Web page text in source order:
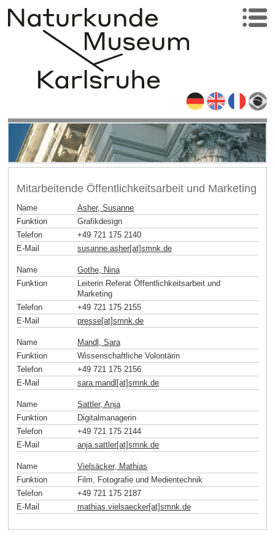
Mitarbeitende Öffentlichkeitsarbeit und Marketing
Name
Asher, Susanne
Funktion
Grafikdesign
Telefon
+49 721 175 2140
E-Mail
susanne.asher[at]smnk.de
Name
Gothe, Nina
Funktion
Leiterin Referat Öffentlichkeitsarbeit und
Marketing
Telefon
+49 721 175 2155
E-Mail
presse[at]smnk.de
Name
Mandl, Sara
Funktion
Wissenschaftliche Volontärin
Telefon
+49 721 175 2156
E-Mail
sara.mandl[at]smnk.de
Name
Sattler, Anja
Funktion
Digitalmanagerin
Telefon
+49 721 175 2144
E-Mail
anja.sattler[at]smnk de
Name
Vielsäcker, Mathias
Funktion
Film, Fotografie und Medientechnik
Telefon
+49 721 175 2187
E-Mail
mathias.vielsaecker[at]smnk de